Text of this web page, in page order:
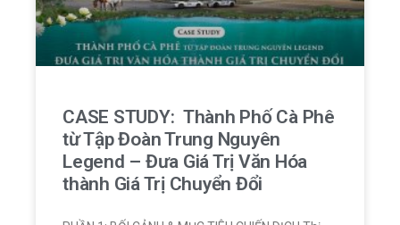
CASE STUDY: Thành Phố Cà Phê
từ Tập Đoàn Trung Nguyên
Legend – Đưa Giá Trị Văn Hóa
thành Giá Trị Chuyển Đổi